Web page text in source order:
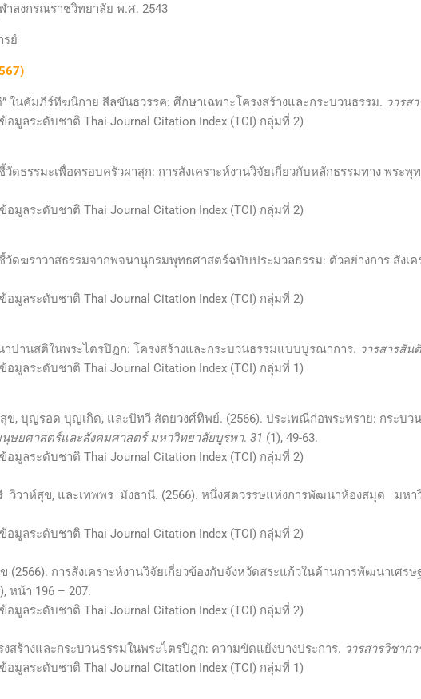
ลงกรณราชวิทยาลัย พ.ศ. 2543
รย์
ในคัมภีร์ทีฆนิกาย สีลขันธวรรค: ศึกษาเฉพาะโครงสร้างและกระบวนธรรม. วารส
อมูลระดับชาติ Thai Journal Citation Index (TCI) กลุ่มที่ 2)
ดธรรมะเพื่อครอบครัวผาสุก: การสังเคราะห์งานวิจัยเกี่ยวกับหลักธรรมทาง พระพุ
อมูลระดับชาติ Thai Journal Citation Index (TCI) กลุ่มที่ 2)
วัดฆราวาสธรรมจากพจนานุกรมพุทธศาสตร์ฉบับประมวลธรรม: ตัวอย่างการ สังเค
อมูลระดับชาติ Thai Journal Citation Index (TCI) กลุ่มที่ 2)
าปานสติในพระไตรปิฎก: โครงสร้างและกระบวนธรรมแบบบูรณาการ. วารสารสัน
อมูลระดับชาติ Thai Journal Citation Index (TCI) กลุ่มที่ 1)
ข, บุญรอด บุญเกิด, และปัทวี สัตยวงศ์ทิพย์. (2566). ประเพณีก่อพระทราย: กระบ
นุษยศาสตร์และสังคมศาสตร์ มหาวิทยาลัยบูรพา. 31 (1), 49-63.
อมูลระดับชาติ Thai Journal Citation Index (TCI) กลุ่มที่ 2)
วาห์สุข, และเทพพร มังธานี. (2566). หนึ่งศตวรรษแห่งการพัฒนาห้องสมุด มหา
อมูลระดับชาติ Thai Journal Citation Index (TCI) กลุ่มที่ 2)
(2566). การสังเคราะห์งานวิจัยเกี่ยวข้องกับจังหวัดสระแก้วในด้านการพัฒนาเศร
หน้า 196 – 207.
อมูลระดับชาติ Thai Journal Citation Index (TCI) กลุ่มที่ 2)
สร้างและกระบวนธรรมในพระไตรปิฎก: ความขัดแย้งบางประการ. วารสารวิชาก
อมูลระดับชาติ Thai Journal Citation Index (TCI) กลุ่มที่ 1)